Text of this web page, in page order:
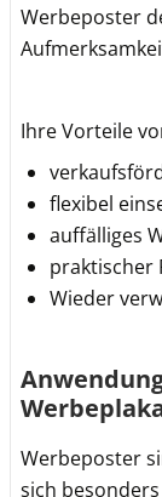
Werbeposter
Ihre Vorteile
flexibel
auffälliges
praktischer
Wieder
Werbeposter
sich